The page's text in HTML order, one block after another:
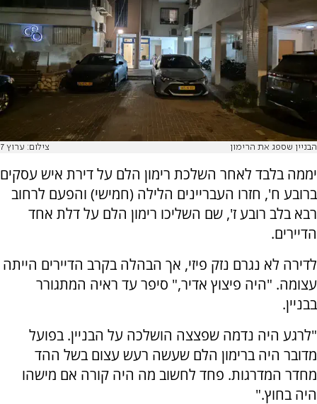
הבניין שספג את הרימון צילום: ערוץ 7
יממה בלבד לאחר השלכת רימון הלם על דירת איש עסקים
ברובע ח', חזרו העבריינים הלילה (חמישי) והפעם לרחוב
רבא בלב רובע ז', שם השליכו רימון הלם על דלת אחד
הדיירים.
לדירה לא נגרם נזק פיזי, אך הבהלה בקרב הדיירים הייתה
עצומה. "היה פיצוץ אדיר," סיפר עד ראיה המתגורר
בבניין.
"לרגע היה נדמה שפצצה הושלכה על הבניין. בפועל
מדובר היה ברימון הלם שעשה רעש עצום בשל ההד
מחדר המדרגות. פחד לחשוב מה היה קורה אם מישהו
היה בחוץ."